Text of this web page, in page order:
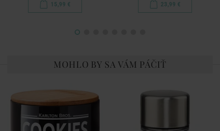
15,99 € 23,99 €
MOHLO BY SA VÁM PÁČIŤ